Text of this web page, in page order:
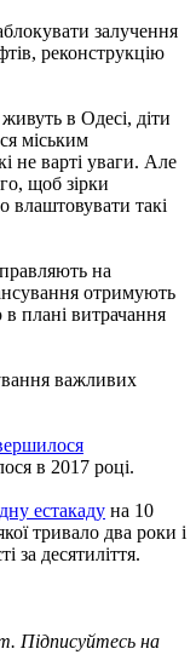
залучення
реконструкцію
в Одесі, діти
міським
не варті уваги. Але
щоб зірки
влаштовувати такі
на
отримують
плані витрачання
важливих
в 2017 році.
естакаду на 10
тривало два роки і
за десятиліття.
Підписуйтесь на